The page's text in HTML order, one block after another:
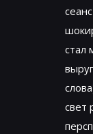
стал
свет